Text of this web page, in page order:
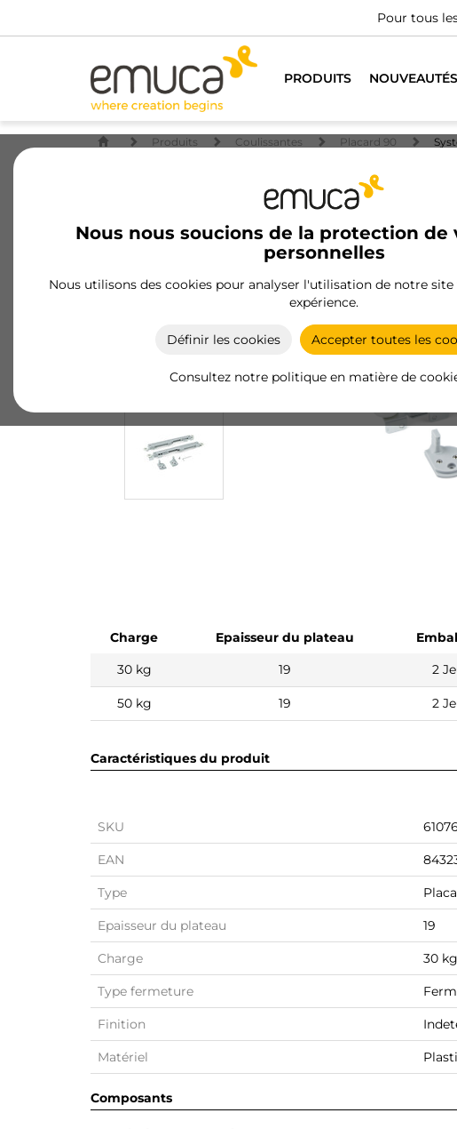
Pour tous
PRODUITS NOUVEAUTÉS
Nous nous soucions de la protection de
personnelles
Nous utilisons des cookies pour analyser l'utilisation de notre
expérience.
Définir les cookies Accepter toutes les
Consultez notre politique en matière de
Produits Coulissantes Placard 90
Charge Epaisseur du plateau
30 kg
19 2
50 kg 19 2
Caractéristiques du produit
SKU
EAN
Type
Epaisseur du plateau 19
Charge 30 kg
Type fermeture
Finition
Matériel
Composants